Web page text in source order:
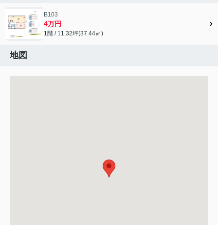
B103
4万円
1階 / 11.32坪(37.44㎡)
地図